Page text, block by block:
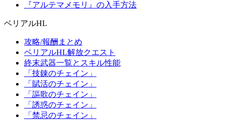
『アルテマメモリ』の入手方法
ベリアルHL
攻略/報酬まとめ
ベリアルHL解放クエスト
終末武器一覧とスキル性能
「技錬のチェイン」
「賦活のチェイン」
「謳歌のチェイン」
「誘惑のチェイン」
「禁忌のチェイン」